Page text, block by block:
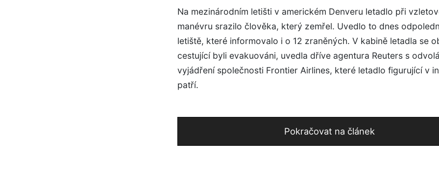
Na mezinárodním letišti v americkém Denveru letadlo při
manévru srazilo člověka, který zemřel. Uvedlo to dnes
letiště, které informovalo i o 12 zraněných. V kabině letadla se
cestující byli evakuováni, uvedla dříve agentura Reuters s
vyjádření společnosti Frontier Airlines, které letadlo figurující v
patří.
Pokračovat na článek